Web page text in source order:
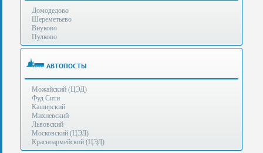
услуги
Опыт
оформления
рекомендует
Таможенные
процедуры
(особенности):
Домодедово
Шереметьево
Внуково
Пулково
АВТОПОСТЫ
Можайский (ЦЭД)
Фуд Сити
Каширский
Михневский
Львовский
Московский (ЦЭД)
Красноармейский (ЦЭД)